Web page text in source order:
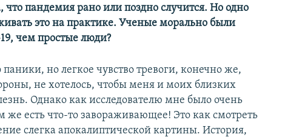
пандемия рано или поздно случится. Но одно
это на практике. Ученые морально были
чем простые люди?
но легкое чувство тревоги, конечно же,
не хотелось, чтобы меня и моих близких
Однако как исследователю мне было очень
же есть что-то завораживающее! Это как смотреть
слегка апокалиптической картины. История,